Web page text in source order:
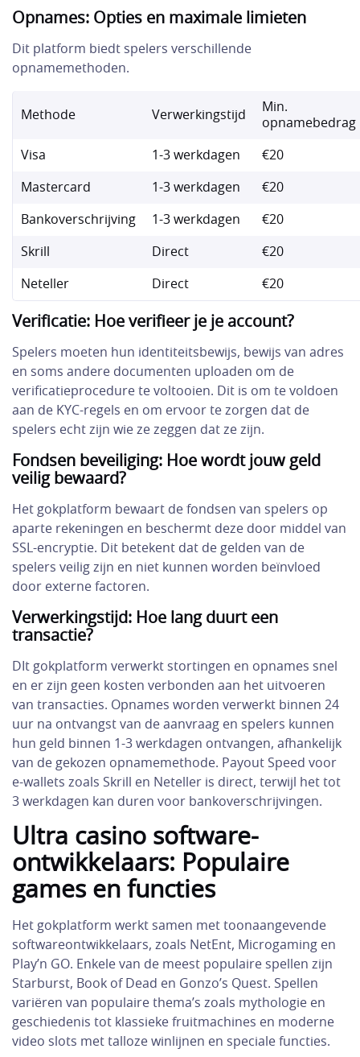
Opnames: Opties en maximale limieten
Dit platform biedt spelers verschillende
opnamemethoden.
Methode Verwerkingstijd
Min.
opnamebedrag
Visa 1-3 werkdagen €20
Mastercard 1-3 werkdagen €20
Bankoverschrijving 1-3 werkdagen €20
Skrill Direct €20
Neteller Direct €20
Verificatie: Hoe verifieer je je account?
Spelers moeten hun identiteitsbewijs, bewijs van adres
en soms andere documenten uploaden om de
verificatieprocedure te voltooien. Dit is om te voldoen
aan de KYC-regels en om ervoor te zorgen dat de
spelers echt zijn wie ze zeggen dat ze zijn.
Fondsen beveiliging: Hoe wordt jouw geld
veilig bewaard?
Het gokplatform bewaart de fondsen van spelers op
aparte rekeningen en beschermt deze door middel van
SSL-encryptie. Dit betekent dat de gelden van de
spelers veilig zijn en niet kunnen worden beïnvloed
door externe factoren.
Verwerkingstijd: Hoe lang duurt een
transactie?
DIt gokplatform verwerkt stortingen en opnames snel
en er zijn geen kosten verbonden aan het uitvoeren
van transacties. Opnames worden verwerkt binnen 24
uur na ontvangst van de aanvraag en spelers kunnen
hun geld binnen 1-3 werkdagen ontvangen, afhankelijk
van de gekozen opnamemethode. Payout Speed voor
e-wallets zoals Skrill en Neteller is direct, terwijl het tot
3 werkdagen kan duren voor bankoverschrijvingen.
Ultra casino software-
ontwikkelaars: Populaire
games en functies
Het gokplatform werkt samen met toonaangevende
softwareontwikkelaars, zoals NetEnt, Microgaming en
Play’n GO. Enkele van de meest populaire spellen zijn
Starburst, Book of Dead en Gonzo’s Quest. Spellen
variëren van populaire thema’s zoals mythologie en
geschiedenis tot klassieke fruitmachines en moderne
video slots met talloze winlijnen en speciale functies.